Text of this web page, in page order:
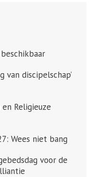
van discipelschap’
Religieuze
Wees niet bang
voor de